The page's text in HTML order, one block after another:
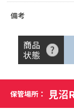
備考
商品
状態
保管場所： 見沼